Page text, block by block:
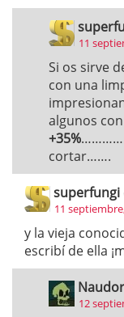
11
Si os sirve
con una
algunos
+35%
cortar…….
superfungi
11
y la vieja
escribí de ella
Naudor
12